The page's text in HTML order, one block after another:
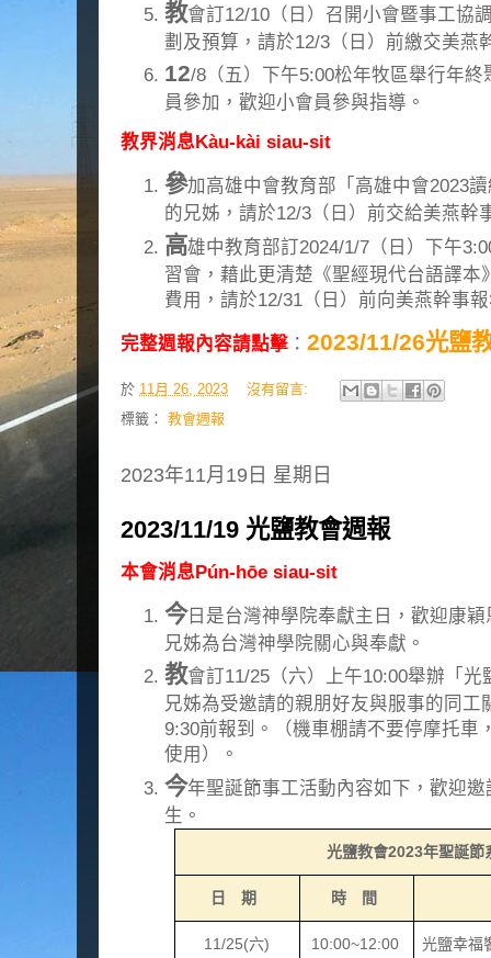
教會訂12/10（日）召開小會暨事工協
劃及預算，請於12/3（日）前繳交美燕
12/8（五）下午5:00松年牧區舉行年
員參加，歡迎小會員參與指導。
教界消息Kàu-kài siau-sit
參加高雄中會教育部「高雄中會2023
的兄姊，請於12/3（日）前交給美燕幹
高雄中教育部訂2024/1/7（日）下午
習會，藉此更清楚《聖經現代台語譯
費用，請於12/31（日）前向美燕幹事
完整週報內容請點擊 ： 2023/11/26光鹽
於 11月 26, 2023
沒有留言:
標籤： 教會週報
2023年11月19日 星期日
2023/11/19 光鹽教會週報
本會消息Pún-hōe siau-sit
今日是台灣神學院奉獻主日，歡迎康
兄姊為台灣神學院關心與奉獻。
教會訂11/25（六）上午10:00舉辦「
兄姊為受邀請的親朋好友與服事的同
9:30前報到。（機車棚請不要停摩托車
使用）。
今年聖誕節事工活動內容如下，歡迎
生。
光鹽教會2023年聖誕節
日 期 時 間
11/25(六) 10:00~12:00 光鹽幸福